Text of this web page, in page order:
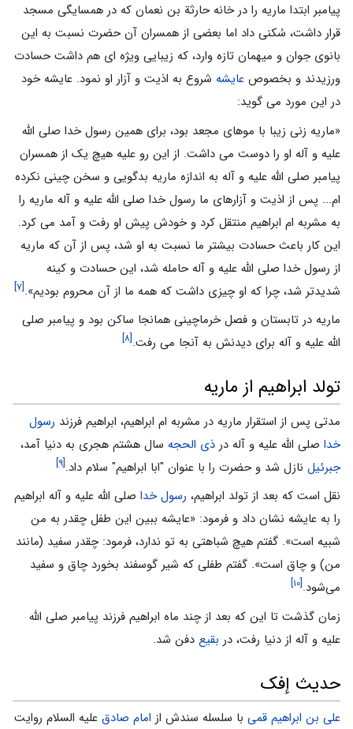
پیامبر ابتدا ماریه را در خانه حارثة بن نعمان که در همسایگی مسجد
قرار داشت، سُکنی داد اما بعضی از همسران آن حضرت نسبت به این
بانوی جوان و میهمان تازه وارد، که زیبایی ویژه ای هم داشت حسادت
ورزیدند و بخصوص عایشه شروع به اذیت و آزار او نمود. عایشه خود
در این مورد می گوید:
«ماریه زنی زیبا با موهای مجعد بود، برای همین رسول خدا صلی الله
علیه و آله او را دوست می داشت. از این رو علیه هیچ یک از همسران
پیامبر صلی الله علیه و آله به اندازه ماریه بدگویی و سخن چینی نکرده
ام... پس از اذیت و آزارهای ما رسول خدا صلی الله علیه و آله ماریه را
به مشربه ام ابراهیم منتقل کرد و خودش پیش او رفت و آمد می کرد.
این کار باعث حسادت بیشتر ما نسبت به او شد، پس از آن که ماریه
از رسول خدا صلی الله علیه و آله حامله شد، این حسادت و کینه
شدیدتر شد، چرا که او چیزی داشت که همه ما از آن محروم بودیم».[۷]
ماریه در تابستان و فصل خرماچینی همانجا ساکن بود و پیامبر صلی
الله علیه و آله برای دیدنش به آنجا می رفت.[۸]
تولد ابراهیم از ماریه
مدتی پس از استقرار ماریه در مشربه ام ابراهیم، ابراهیم فرزند رسول
خدا صلی الله علیه و آله در ذی الحجه سال هشتم هجری به دنیا آمد،
جبرئیل نازل شد و حضرت را با عنوان "ابا ابراهیم" سلام داد.[۹]
نقل است که بعد از تولد ابراهیم، رسول خدا صلی الله علیه و آله ابراهیم
را به عایشه نشان داد و فرمود: «عایشه ببین این طفل چقدر به من
شبیه است». گفتم هیچ شباهتی به تو ندارد، فرمود: چقدر سفید (مانند
من) و چاق است». گفتم طفلی که شیر گوسفند بخورد چاق و سفید
می‌شود.[۱۰]
زمان گذشت تا این که بعد از چند ماه ابراهیم فرزند پیامبر صلی الله
علیه و آله از دنیا رفت، در بقیع دفن شد.
حدیث إفک
علی بن ابراهیم قمی با سلسله سندش از امام صادق علیه السلام روایت